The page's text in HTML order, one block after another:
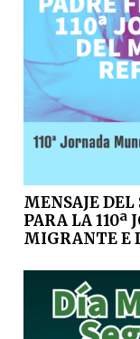
MENSAJE
PARA LA 110ª
MIGRANTE E